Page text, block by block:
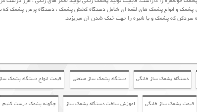
و انواع پشمک های لقمه ای شامل دستگاه کشش پشمک ، دستگاه پرس پشمک که
سردکن که پشمک و یا شیره را جهت خنک شدن آن میریزند.
دستگاه پشمک ساز خانگی دستگاه پشمک ساز صنعتی قیمت انواع دستگاه پشمک
قیمت پشمک ساز خانگی اموزش ساخت دستگاه پشمک ساز چگونه پشمک درست کنیم